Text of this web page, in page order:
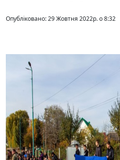
Опубліковано: 29 Жовтня 2022р. о 8:32